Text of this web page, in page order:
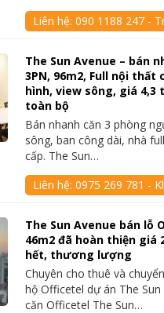
Liên hệ:090 1188 247 -
The Sun Avenue – bán
3PN, 96m2, Full nội thất
hình, view sông, giá 4,3
toàn bộ
Bán nhanh căn 3 phòng
sông, ban công dài, nhà
cấp. The Sun…
Liên hệ:0975 269 781 -
The Sun Avenue bán lỗ
46m2 đã hoàn thiện giá
hết, thương lượng
Chuyên cho thuê và
hộ Officetel dự án The
căn Officetel The Sun…